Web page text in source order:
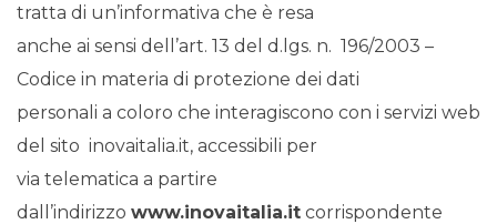
tratta di un’informativa che è resa
anche ai sensi dell’art. 13 del d.lgs. n. 196/2003 –
Codice in materia di protezione dei dati
personali a coloro che interagiscono con i servizi web
del sito inovaitalia.it, accessibili per
via telematica a partire
dall’indirizzo www.inovaitalia.it corrispondente